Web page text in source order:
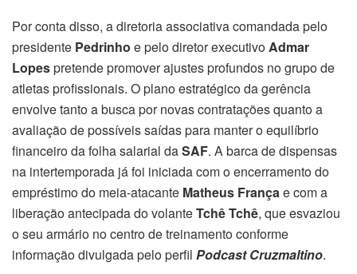
Por conta disso, a diretoria associativa comandada pelo
presidente Pedrinho e pelo diretor executivoAdmar
Lopespretende promover ajustes profundos no grupo de
atletas profissionais. O plano estratégico da gerência
envolve tanto a busca por novas contratações quanto a
avaliação de possíveis saídas para manter o equilíbrio
financeiro da folha salarial daSAF. A barca de dispensas
na intertemporada já foi iniciada com o encerramento do
empréstimo do meia-atacante Matheus Françae com a
liberação antecipada do volanteTchê Tchê, que esvaziou
o seu armário no centro de treinamento conforme
informação divulgada pelo perfil Podcast Cruzmaltino.